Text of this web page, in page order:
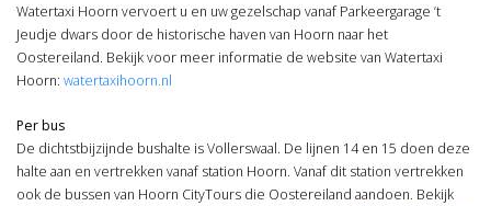
Watertaxi Hoorn vervoert u en uw gezelschap vanaf Parkeergarage ’t
Jeudje dwars door de historische haven van Hoorn naar het
Oostereiland. Bekijk voor meer informatie de website van Watertaxi
Hoorn: watertaxihoorn.nl
Per bus
De dichtstbijzijnde bushalte is Vollerswaal. De lijnen 14 en 15 doen deze
halte aan en vertrekken vanaf station Hoorn. Vanaf dit station vertrekken
ook de bussen van Hoorn CityTours die Oostereiland aandoen. Bekijk